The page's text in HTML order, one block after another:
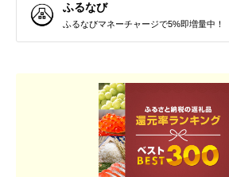
ふるなび
ふるなびマネーチャージで5%即増量中！